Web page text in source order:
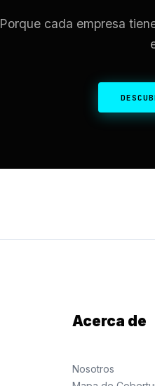
Porque cada empresa
Acerca de
Nosotros